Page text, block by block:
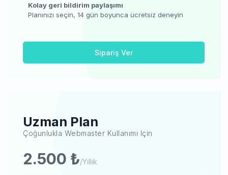
Kolay geri bildirim paylaşımı
Planınızı seçin, 14 gün boyunca ücretsiz deneyin
Sipariş Ver
Uzman Plan
Çoğunlukla Webmaster Kullanımı Için
2.500 ₺/Yıllık